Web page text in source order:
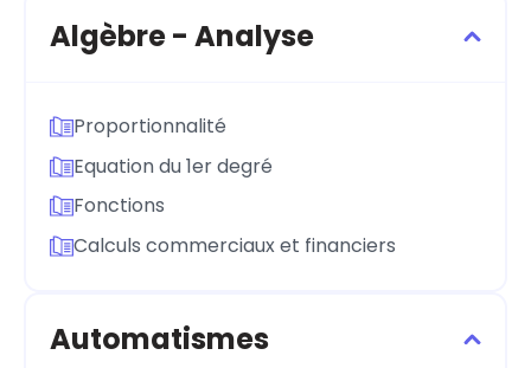
Algèbre - Analyse
Proportionnalité
Equation du 1er degré
Fonctions
Calculs commerciaux et financiers
Automatismes